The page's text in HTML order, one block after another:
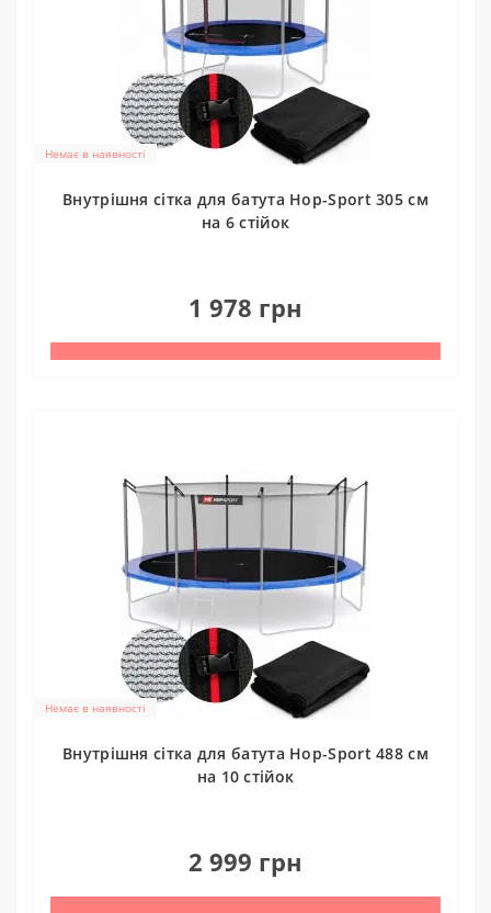
Немає в наявності
Внутрішня сітка для батута Hop-Sport 305 см
на 6 стійок
1 978 грн
Немає в наявності
Внутрішня сітка для батута Hop-Sport 488 см
на 10 стійок
2 999 грн